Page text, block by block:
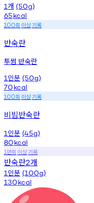
1 개 (50g)
65kcal
100회 이상기록
반숙란
투썸 반숙란
1 인분 (50g)
70kcal
100회 이상기록
비빔반숙란
1 인분 (45g)
80kcal
1 만회 이상기록
반숙란2개
1 인분 (100g)
130kcal